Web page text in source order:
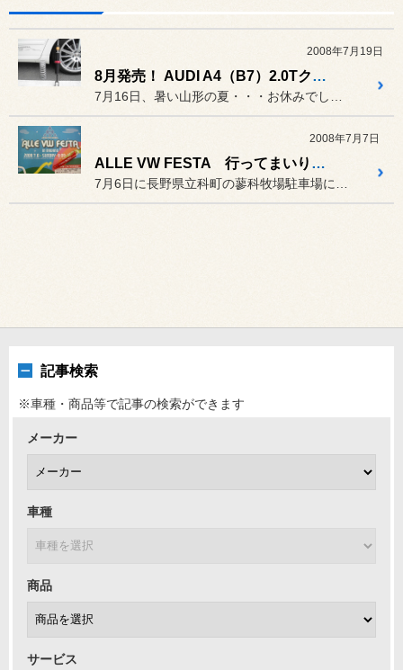
2008年7月19日
8月発売！ AUDI A4（B7）2.0Tクワトロ SRE RSサスペンションセット 試乗して来ました！
2008年7月7日
ALLE VW FESTA 行ってまいりました。
記事検索
※車種・商品等で記事の検索ができます
メーカー
車種
商品
サービス